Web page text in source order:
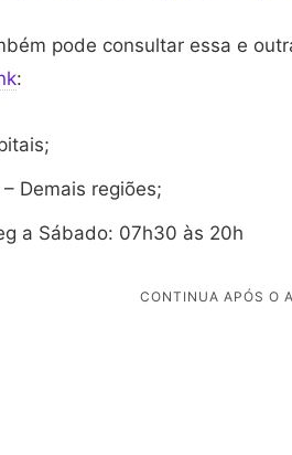
pode consultar essa e
:
– Demais regiões;
a Sábado: 07h30 às 20h